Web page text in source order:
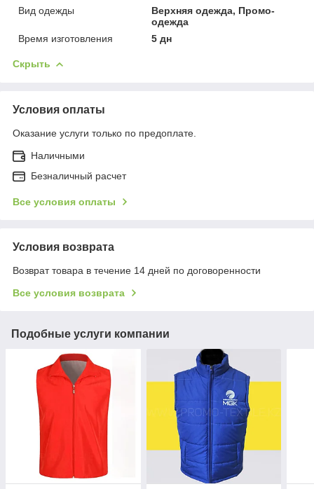
Вид одежды
Верхняя одежда, Промо-
одежда
Время изготовления
5 дн
Скрыть
Условия оплаты
Оказание услуги только по предоплате.
Наличными
Безналичный расчет
Все условия оплаты
Условия возврата
Возврат товара в течение 14 дней по договоренности
Все условия возврата
Подобные услуги компании